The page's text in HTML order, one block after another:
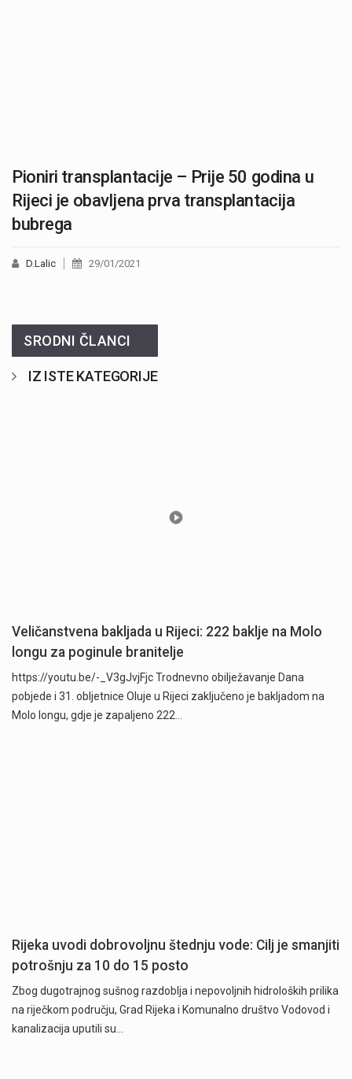
Pioniri transplantacije – Prije 50 godina u
Rijeci je obavljena prva transplantacija
bubrega
D.Lalic 29/01/2021
SRODNI ČLANCI
IZ ISTE KATEGORIJE
Veličanstvena bakljada u Rijeci: 222 baklje na Molo
longu za poginule branitelje
https://youtu.be/-_V3gJvjFjc Trodnevno obilježavanje Dana
pobjede i 31. obljetnice Oluje u Rijeci zaključeno je bakljadom na
Molo longu, gdje je zapaljeno 222…
Rijeka uvodi dobrovoljnu štednju vode: Cilj je smanjiti
potrošnju za 10 do 15 posto
Zbog dugotrajnog sušnog razdoblja i nepovoljnih hidroloških prilika
na riječkom području, Grad Rijeka i Komunalno društvo Vodovod i
kanalizacija uputili su…